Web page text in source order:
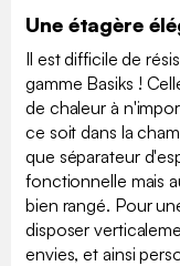
Une étagère
Il est difficile de
gamme Basiks !
de chaleur à
ce soit dans la
que séparateur
fonctionnelle mais
bien rangé. Pour
disposer
envies, et ainsi